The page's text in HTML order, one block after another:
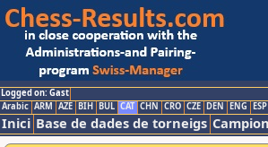
Logged on: Gast
Arabic ARM AZE BIH BUL CAT CHN CRO CZE DEN ENG ESP
Inici Base de dades de torneigs